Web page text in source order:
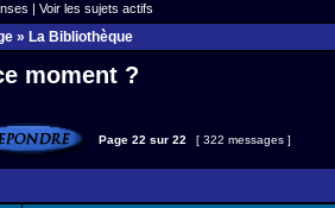
| Voir les sujets actifs
» La Bibliothèque
moment ?
Page 22 sur 22 [ 322 messages ]